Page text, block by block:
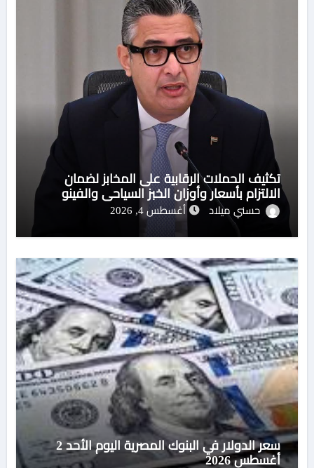
تكثيف الحملات الرقابية على المخابز لضمان
الالتزام بأسعار وأوزان الخبز السياحي والفينو
حسني ميلاد أغسطس 4, 2026
سعر الدولار في البنوك المصرية اليوم الأحد 2
أغسطس 2026